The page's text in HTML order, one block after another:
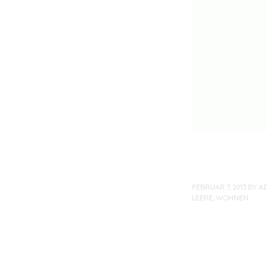
FEBRUAR 7, 2013 BY
LEERE WOHNEN